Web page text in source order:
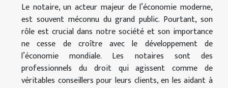
Le notaire, un acteur majeur de l’économie moderne,
est souvent méconnu du grand public. Pourtant, son
rôle est crucial dans notre société et son importance
ne cesse de croître avec le développement de
l’économie mondiale. Les notaires sont des
professionnels du droit qui agissent comme de
véritables conseillers pour leurs clients, en les aidant à